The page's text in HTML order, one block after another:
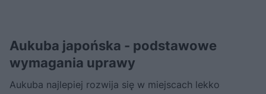
Aukuba japońska - podstawowe
wymagania uprawy
Aukuba najlepiej rozwija się w miejscach lekko